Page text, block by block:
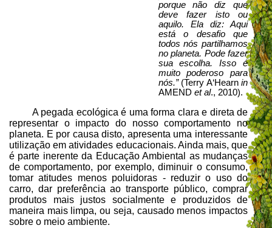
porque não diz que
deve fazer isto ou
aquilo. Ela diz: Aqui
está o desafio que
todos nós partilhamos
no planeta. Pode fazer
sua escolha. Isso é
muito poderoso para
nós.” (Terry A‘Hearnin
AMEND et al., 2010).
A pegada ecológica é uma forma clara e direta de
representar o impacto do nosso comportamento no
planeta. E por causa disto, apresenta uma interessante
utilização em atividades educacionais. Ainda mais, que
é parte inerente da Educação Ambiental as mudanças
de comportamento, por exemplo, diminuir o consumo,
tomar atitudes menos poluidoras - reduzir o uso do
carro, dar preferência ao transporte público, comprar
produtos mais justos socialmente e produzidos de
maneira mais limpa, ou seja, causado menos impactos
sobre o meio ambiente.